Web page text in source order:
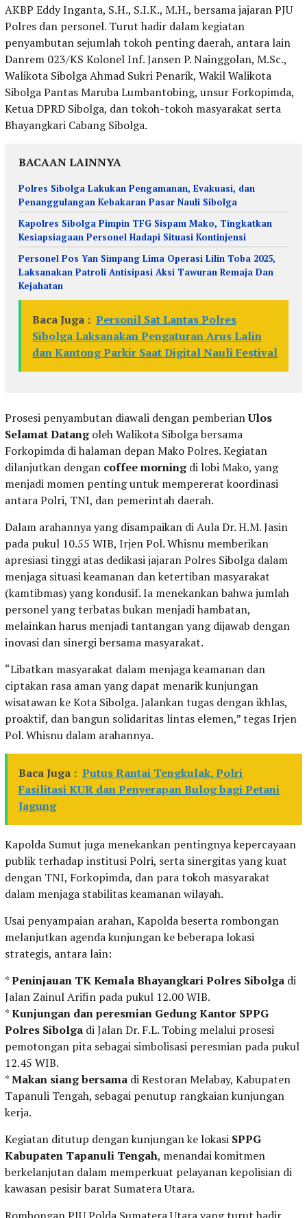
AKBP Eddy Inganta, S.H., S.I.K., M.H., bersama jajaran PJU
Polres dan personel. Turut hadir dalam kegiatan
penyambutan sejumlah tokoh penting daerah, antara lain
Danrem 023/KS Kolonel Inf. Jansen P. Nainggolan, M.Sc.,
Walikota Sibolga Ahmad Sukri Penarik, Wakil Walikota
Sibolga Pantas Maruba Lumbantobing, unsur Forkopimda,
Ketua DPRD Sibolga, dan tokoh-tokoh masyarakat serta
Bhayangkari Cabang Sibolga.
BACAAN LAINNYA
Polres Sibolga Lakukan Pengamanan, Evakuasi, dan
Penanggulangan Kebakaran Pasar Nauli Sibolga
Kapolres Sibolga Pimpin TFG Sispam Mako, Tingkatkan
Kesiapsiagaan Personel Hadapi Situasi Kontinjensi
Personel Pos Yan Simpang Lima Operasi Lilin Toba 2025,
Laksanakan Patroli Antisipasi Aksi Tawuran Remaja Dan
Kejahatan
Baca Juga : Personil Sat Lantas Polres
Sibolga Laksanakan Pengaturan Arus Lalin
dan Kantong Parkir Saat Digital Nauli Festival
Prosesi penyambutan diawali dengan pemberianUlos
Selamat Datangoleh Walikota Sibolga bersama
Forkopimda di halaman depan Mako Polres. Kegiatan
dilanjutkan dengan coffee morningdi lobi Mako, yang
menjadi momen penting untuk mempererat koordinasi
antara Polri, TNI, dan pemerintah daerah.
Dalam arahannya yang disampaikan di Aula Dr. H.M. Jasin
pada pukul 10.55 WIB, Irjen Pol. Whisnu memberikan
apresiasi tinggi atas dedikasi jajaran Polres Sibolga dalam
menjaga situasi keamanan dan ketertiban masyarakat
(kamtibmas) yang kondusif. Ia menekankan bahwa jumlah
personel yang terbatas bukan menjadi hambatan,
melainkan harus menjadi tantangan yang dijawab dengan
inovasi dan sinergi bersama masyarakat.
“Libatkan masyarakat dalam menjaga keamanan dan
ciptakan rasa aman yang dapat menarik kunjungan
wisatawan ke Kota Sibolga. Jalankan tugas dengan ikhlas,
proaktif, dan bangun solidaritas lintas elemen,” tegas Irjen
Pol. Whisnu dalam arahannya.
Baca Juga : Putus Rantai Tengkulak, Polri
Fasilitasi KUR dan Penyerapan Bulog bagi Petani
Jagung
Kapolda Sumut juga menekankan pentingnya kepercayaan
publik terhadap institusi Polri, serta sinergitas yang kuat
dengan TNI, Forkopimda, dan para tokoh masyarakat
dalam menjaga stabilitas keamanan wilayah.
Usai penyampaian arahan, Kapolda beserta rombongan
melanjutkan agenda kunjungan ke beberapa lokasi
strategis, antara lain:
*Peninjauan TK Kemala Bhayangkari Polres Sibolga di
Jalan Zainul Arifin pada pukul 12.00 WIB.
*Kunjungan dan peresmian Gedung Kantor SPPG
Polres Sibolga di Jalan Dr. F.L. Tobing melalui prosesi
pemotongan pita sebagai simbolisasi peresmian pada pukul
12.45 WIB.
*Makan siang bersama di Restoran Melabay, Kabupaten
Tapanuli Tengah, sebagai penutup rangkaian kunjungan
kerja.
Kegiatan ditutup dengan kunjungan ke lokasi SPPG
Kabupaten Tapanuli Tengah, menandai komitmen
berkelanjutan dalam memperkuat pelayanan kepolisian di
kawasan pesisir barat Sumatera Utara.